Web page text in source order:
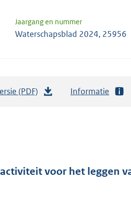
Jaargang en nummer
Waterschapsblad 2024, 25956
(PDF)
d
Informatie
voor het leggen